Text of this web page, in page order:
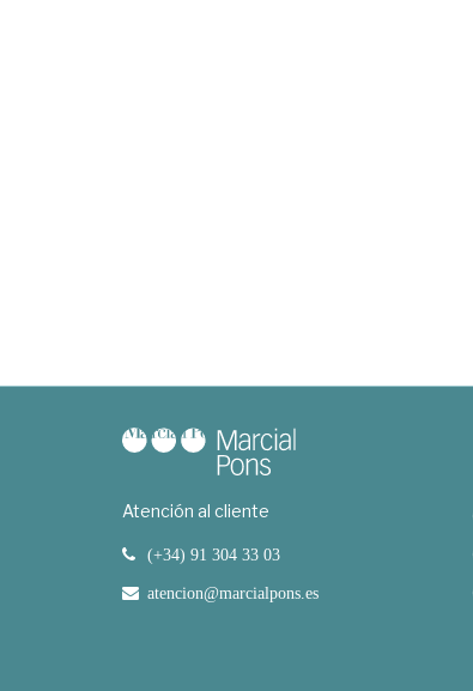
Atención al cliente
(+34) 91 304 33 03
atencion@marcialpons.es